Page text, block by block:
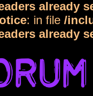
already
: in file /
already